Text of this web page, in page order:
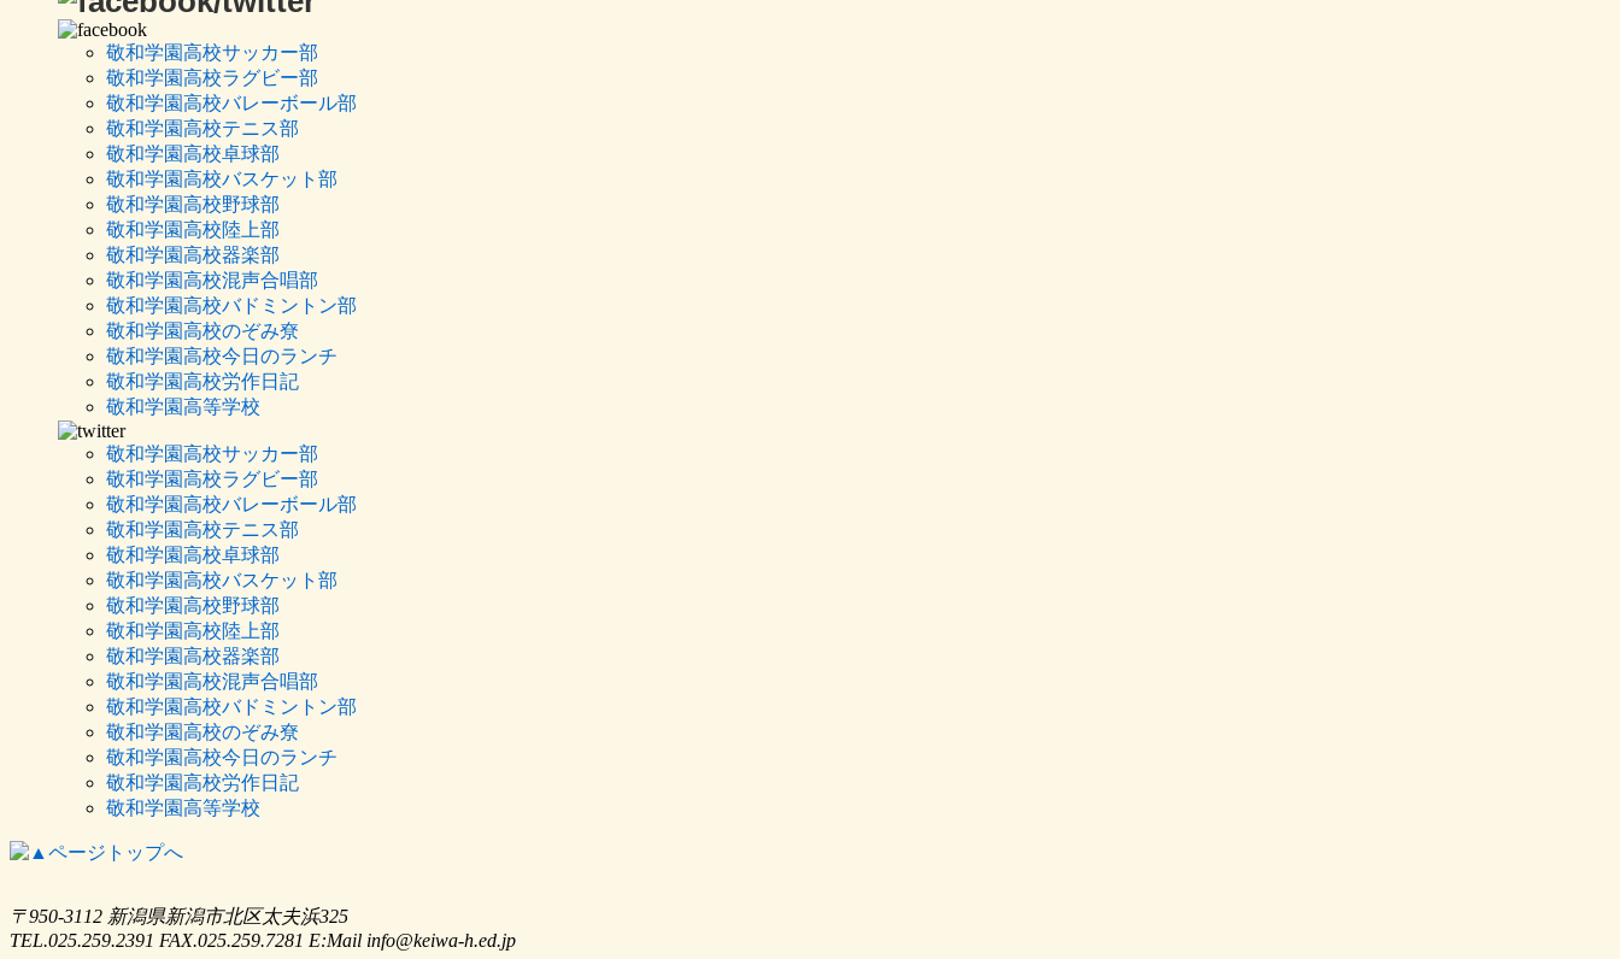
敬和学園高校サッカー部
敬和学園高校ラグビー部
敬和学園高校バレーボール部
敬和学園高校テニス部
敬和学園高校卓球部
敬和学園高校バスケット部
敬和学園高校野球部
敬和学園高校陸上部
敬和学園高校器楽部
敬和学園高校混声合唱部
敬和学園高校バドミントン部
敬和学園高校のぞみ尞
敬和学園高校今日のランチ
敬和学園高校労作日記
敬和学園高等学校
敬和学園高校サッカー部
敬和学園高校ラグビー部
敬和学園高校バレーボール部
敬和学園高校テニス部
敬和学園高校卓球部
敬和学園高校バスケット部
敬和学園高校野球部
敬和学園高校陸上部
敬和学園高校器楽部
敬和学園高校混声合唱部
敬和学園高校バドミントン部
敬和学園高校のぞみ尞
敬和学園高校今日のランチ
敬和学園高校労作日記
敬和学園高等学校
〒950-3112 新潟県新潟市北区太夫浜325
TEL.025.259.2391 FAX.025.259.7281 E:Mail info@keiwa-h.ed.jp